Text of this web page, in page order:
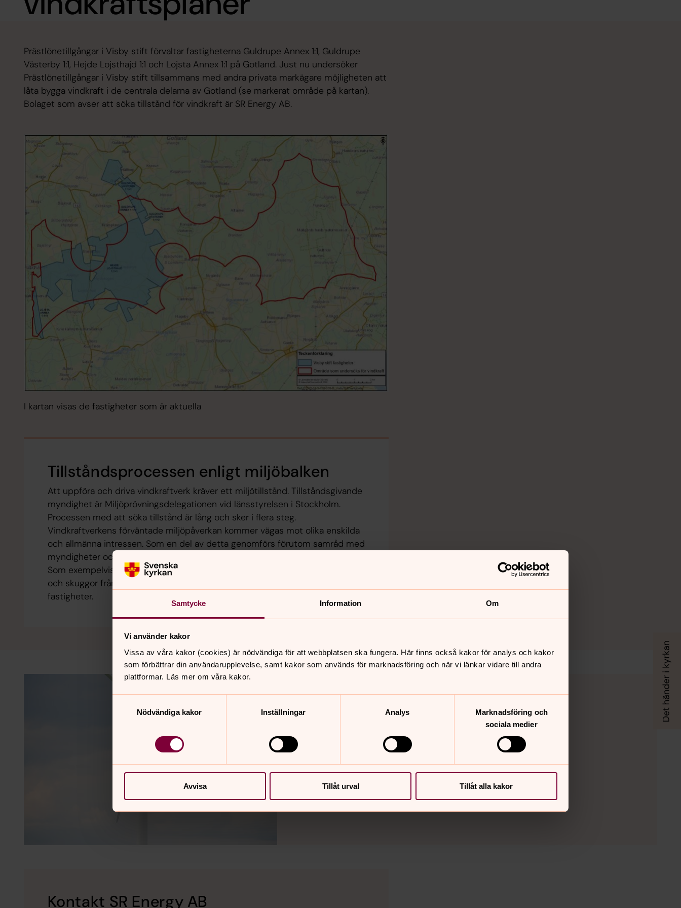
Samtycke Information Om
Vi använder kakor
Vissa av våra kakor (cookies) är nödvändiga för att webbplatsen ska fungera. Här finns också kakor för analys och kakor
som förbättrar din användarupplevelse, samt kakor som används för marknadsföring och när vi länkar vidare till andra
plattformar. Läs mer om våra kakor.
Nödvändiga kakor
Inställningar Analys
Marknadsföring och
sociala medier
Avvisa Tillåt urval Tillåt alla kakor
Prästlönetillgångar i Visby stift förvaltar fastigheterna Guldrupe Annex 1:1, Guldrupe
Västerby 1:1, Hejde Lojsthajd 1:1 och Lojsta Annex 1:1 på Gotland. Just nu undersöker
Prästlönetillgångar i Visby stift tillsammans med andra privata markägare möjligheten att
låta bygga vindkraft i de centrala delarna av Gotland (se markerat område på kartan).
Bolaget som avser att söka tillstånd för vindkraft är SR Energy AB.
I kartan visas de fastigheter som är aktuella
Tillståndsprocessen enligt miljöbalken
Att uppföra och driva vindkraftverk kräver ett miljötillstånd. Tillståndsgivande
myndighet är Miljöprövningsdelegationen vid länsstyrelsen i Stockholm.
Processen med att söka tillstånd är lång och sker i flera steg.
Vindkraftverkens förväntade miljöpåverkan kommer vägas mot olika enskilda
och allmänna intressen. Som en del av detta genomförs förutom samråd med
myndigheter och allmänhet även en rad olika inventeringar och beräkningar.
Som exempelvis inventering av fågelarter, naturvärden och kulturmiljö. Ljud
och skuggor från vindkraftverken beräknas vid eventuella närbelägna
fastigheter.
Kontakt SR Energy AB